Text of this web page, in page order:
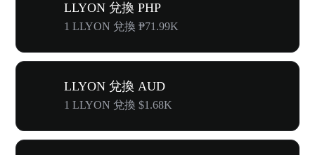
LLYON 兌換 PHP
1 LLYON 兌換 ₱71.99K
LLYON 兌換 AUD
1 LLYON 兌換 $1.68K